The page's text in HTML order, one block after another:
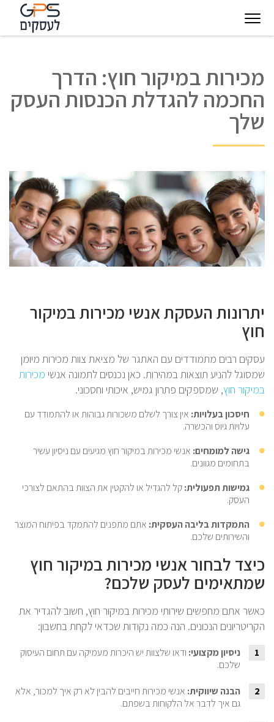
עסקיות מצפן
להצלחה
לקוחותינו
מכירות במיקור חוץ: הדרך
החכמה להגדלת הכנסות העסק
שלך
יתרונות העסקת אנשי מכירות במיקור
חוץ
עסקים רבים מתמודדים עם האתגר של מציאת צוות מכירות מיומן
שמסוגל להניע תוצאות במהירות. כאן נכנסים לתמונה אנשי מכירות
במיקור חוץ, שמספקים פתרון גמיש, איכותי וחסכוני.
חיסכון בעלויות: אין צורך לשלם משכורות גבוהות או להתמודד עם
עלויות גיוס והכשרה.
גישה למומחים: אנשי מכירות במיקור חוץ מגיעים עם ניסיון עשיר
בתחומים מגוונים.
גמישות תפעולית:קל להגדיל או להקטין את הצוות בהתאם לצורכי
העסק.
התמקדות בליבה העסקית: אתם מתפנים להתמקד בפיתוח המוצר
והשירותים שלכם.
כיצד לבחור אנשי מכירות במיקור חוץ
שמתאימים לעסק שלכם?
כאשר אתם מחפשים שירותי מכירות במיקור חוץ, חשוב להגדיר את
הקריטריונים הנכונים. הנה כמה נקודות שכדאי לקחת בחשבון:
1 ניסיון מקצועי: ודאו שלצוות יש היכרות מעמיקה עם תחום העיסוק
שלכם.
2 הבנה שיווקית: אנשי מכירות חייבים להבין לא רק איך למכור, אלא
גם איך לדבר אל הלקוחות בשפתם.